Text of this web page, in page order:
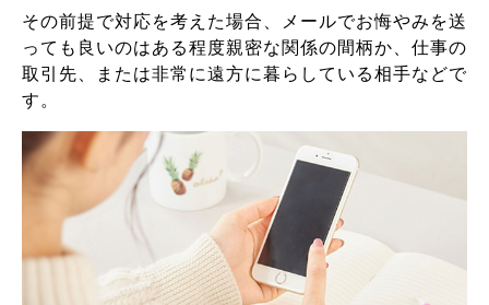
その前提で対応を考えた場合、メールでお悔やみを送
っても良いのはある程度親密な関係の間柄か、仕事の
取引先、または非常に遠方に暮らしている相手などで
す。